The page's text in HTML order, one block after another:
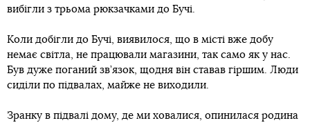
вибігли з трьома рюкзачками до Бучі.
Коли добігли до Бучі, виявилося, що в місті вже добу
немає світла, не працювали магазини, так само як у нас.
Був дуже поганий зв’язок, щодня він ставав гіршим. Люди
сиділи по підвалах, майже не виходили.
Зранку в підвалі дому, де ми ховалися, опинилася родина